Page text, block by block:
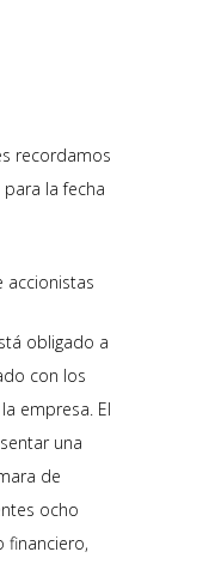
recordamos
la fecha
accionistas
obligado a
con los
empresa. El
una
de
ocho
financiero,